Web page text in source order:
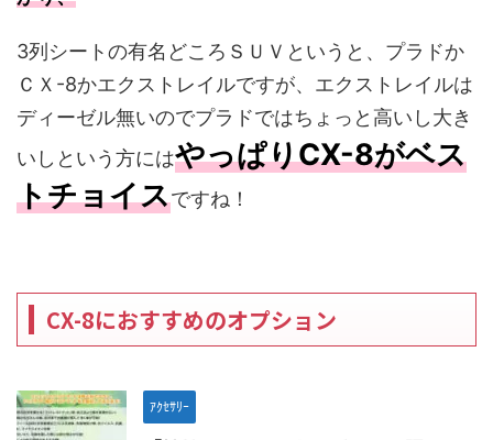
3列シートの有名どころＳＵＶというと、プラドか
ＣＸ-8かエクストレイルですが、エクストレイルは
ディーゼル無いのでプラドではちょっと高いし大き
いしという方にはやっぱりCX-8がベス
トチョイスですね！
CX-8におすすめのオプション
ｱｸｾｻﾘｰ